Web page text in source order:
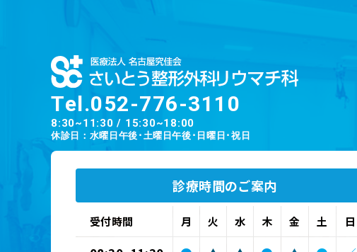
Tel.052-776-3110
8:30~11:30 / 15:30~18:00
休診日：水曜日午後･土曜日午後･日曜日･祝日
診療時間のご案内
受付時間 月 火 水 木 金 土 日